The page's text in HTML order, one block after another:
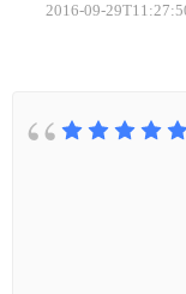
2016-09-